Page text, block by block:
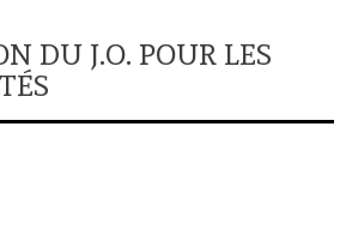
DU J.O. POUR LES